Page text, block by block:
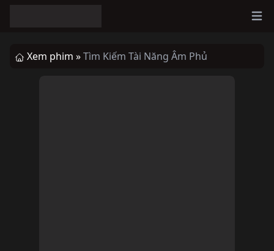
Xem phim »Tìm Kiếm Tài Năng Âm Phủ